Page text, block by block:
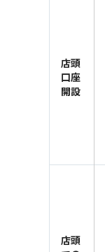
店頭
口座
開設
店頭